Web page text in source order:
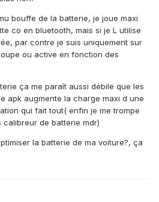
bouffe de la batterie, je joue maxi
co en bluetooth, mais si je L utilise
par contre je suis uniquement sur
ou active en fonction des
ça me paraît aussi débile que les
apk augmente la charge maxi d une
qui fait tout( enfin je me trompe
de batterie mdr)
la batterie de ma voiture?, ça